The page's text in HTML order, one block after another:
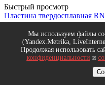
Быстрый просмотр
Пластина твердосплавная
В наличии
Код товара: 667722
194.40₽/шт
В корзину
Мы используем файлы
(Yandex.Metrika,
Продолжая использовать
конфиденциальности и